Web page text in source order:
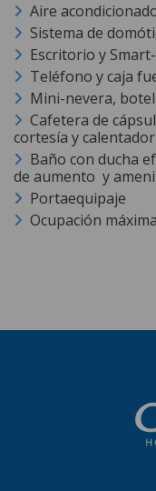
Aire
Sistema de
Escritorio y
Teléfono y caja
Mini-nevera,
Cafetera de
cortesía y
Baño con ducha
de aumento y
Portaequipaje
Ocupación